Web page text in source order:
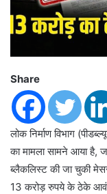
Share
लोक निर्माण विभाग
का मामला सामने आया है,
ब्लैकलिस्ट की जा चुकी
13 करोड़ रुपये के ठेके